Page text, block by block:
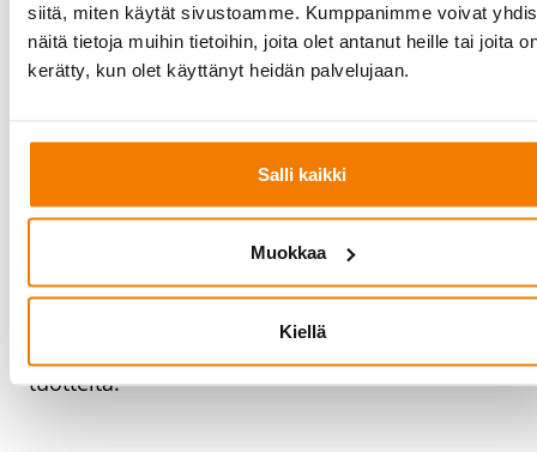
siitä, miten käytät sivustoamme. Kumppanimme voivat
näitä tietoja muihin tietoihin, joita olet antanut heille tai joita
kerätty, kun olet käyttänyt heidän palvelujaan.
Salli kaikki
Muokkaa
Kiellä
Siltanosturit ja nostimet - Cloned(1)
Siltanosturit ja nostimet - Cloned(1)
teollisuuslaitteet
tuotteita.